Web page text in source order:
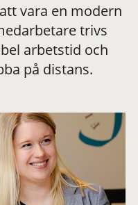
vara en modern
trivs
arbetstid och
på distans.